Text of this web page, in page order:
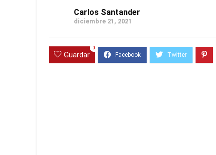
Carlos Santander
diciembre 21, 2021
Guardar
0